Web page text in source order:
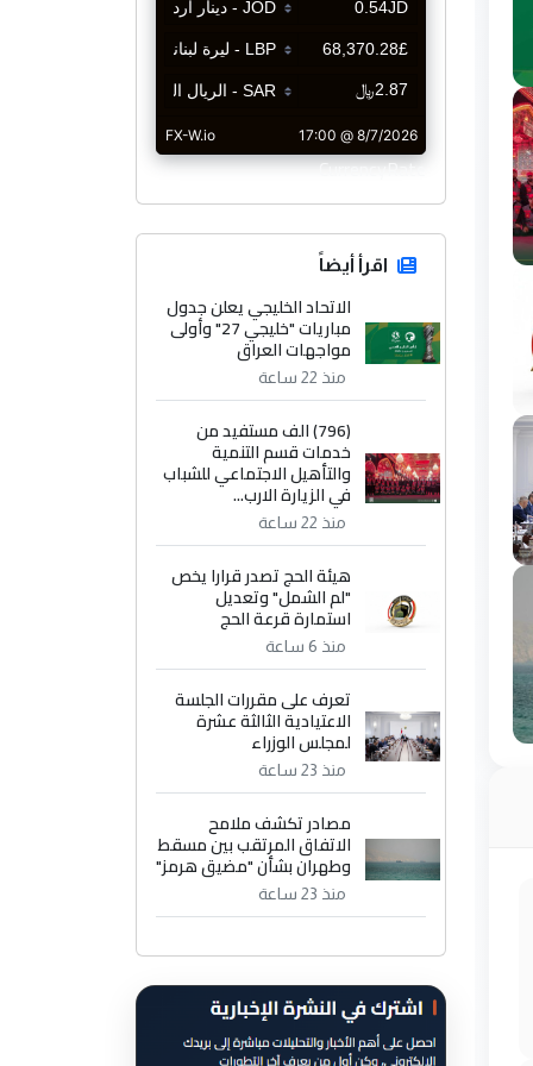
CurrencyRate
اقرأ أيضاً
الاتحاد الخليجي يعلن جدول
مباريات "خليجي 27" وأولى
مواجهات العراق
منذ 22 ساعة
(796) الف مستفيد من
خدمات قسم التنمية
والتأهيل الاجتماعي للشباب
في الزيارة الارب...
منذ 22 ساعة
هيئة الحج تصدر قرارا يخص
"لم الشمل" وتعديل
استمارة قرعة الحج
منذ 6 ساعة
تعرف على مقررات الجلسة
الاعتيادية الثالثة عشرة
لمجلس الوزراء
منذ 23 ساعة
مصادر تكشف ملامح
الاتفاق المرتقب بين مسقط
وطهران بشأن "مضيق هرمز"
منذ 23 ساعة